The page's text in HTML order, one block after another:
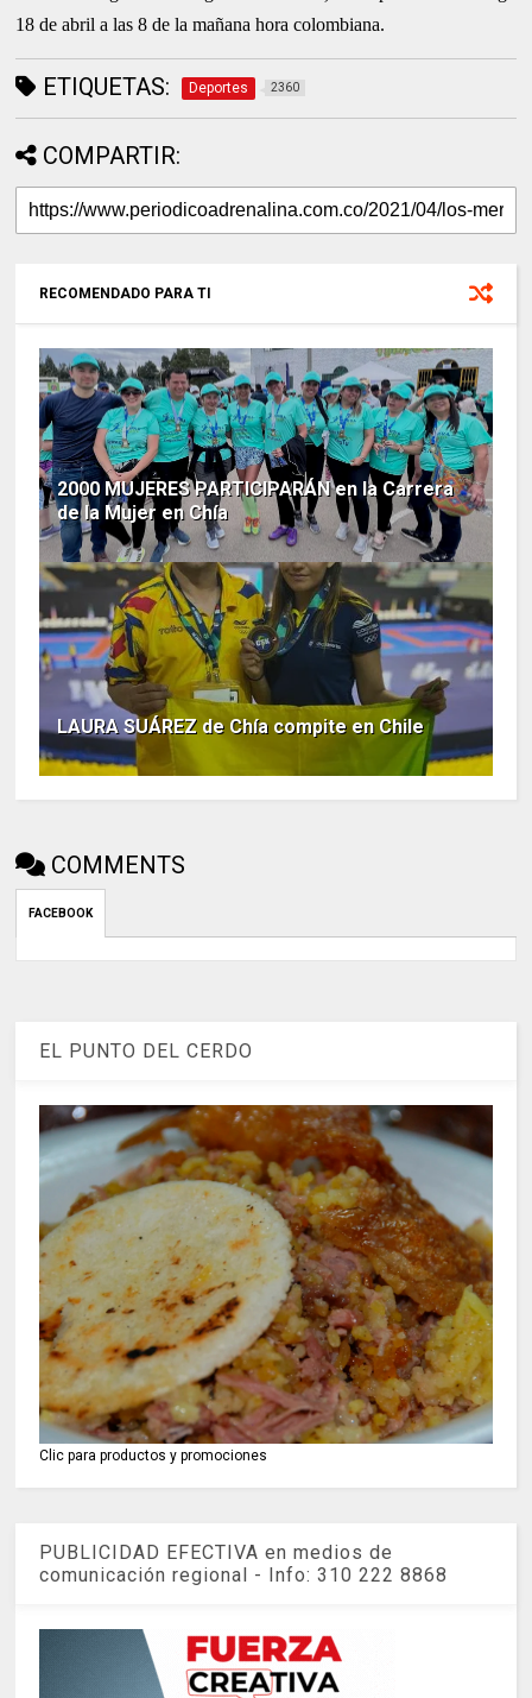
18 de abril a las 8 de la mañana hora colombiana.
ETIQUETAS: Deportes 2360
COMPARTIR:
RECOMENDADO PARA TI
2000 MUJERES PARTICIPARÁN en la Carrera
de la Mujer en Chía
LAURA SUÁREZ de Chía compite en Chile
COMMENTS
FACEBOOK
EL PUNTO DEL CERDO
Clic para productos y promociones
PUBLICIDAD EFECTIVA en medios de
comunicación regional - Info: 310 222 8868